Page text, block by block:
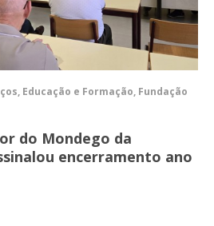
Educação e Formação, Fundação
do Mondego da
encerramento ano